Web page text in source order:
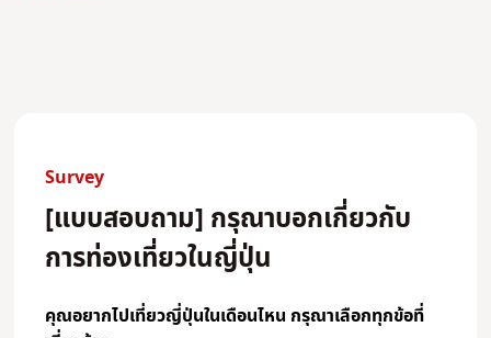
Survey
[แบบสอบถาม] กรุณาบอกเกี่ยวกับ
การท่องเที่ยวในญี่ปุ่น
คุณอยากไปเที่ยวญี่ปุ่นในเดือนไหน กรุณาเลือกทุกข้อที่